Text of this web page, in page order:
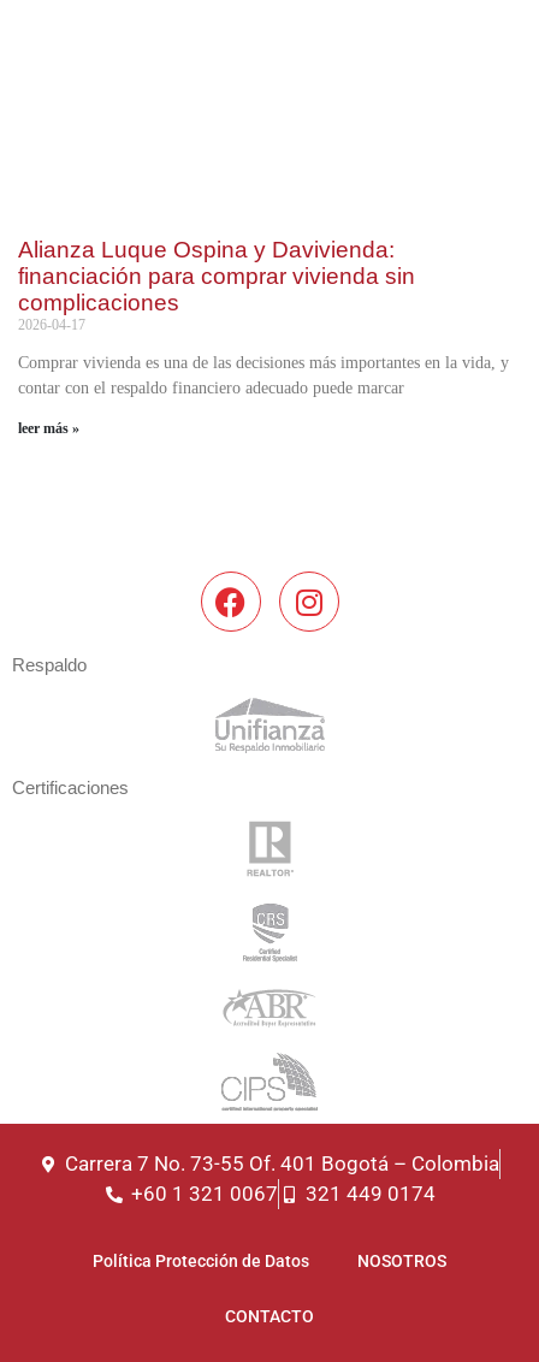
Alianza Luque Ospina y Davivienda:
financiación para comprar vivienda sin
complicaciones
2026-04-17
Comprar vivienda es una de las decisiones más importantes en la vida, y
contar con el respaldo financiero adecuado puede marcar
leer más »
Respaldo
Certificaciones
Carrera 7 No. 73-55 Of. 401 Bogotá – Colombia
+60 1 321 0067
321 449 0174
Política Protección de Datos NOSOTROS
CONTACTO